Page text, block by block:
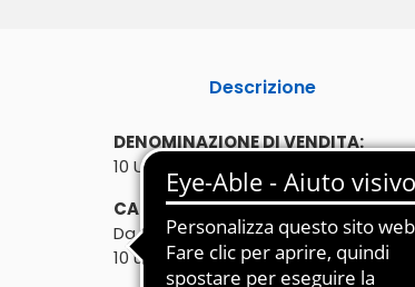
Descrizione
DENOMINAZIONE DI VENDITA:
10 UOVA FRESCHE DA ALLEVAMENTO
CARATTERISTICHE:
Da galline allevate senza l'uso di
10 uova medie - categoria A - 100%